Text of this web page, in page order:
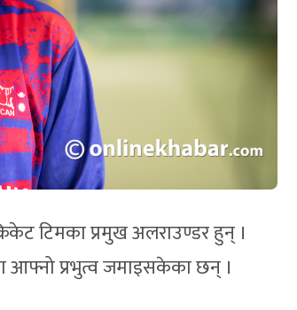
टिमका प्रमुख अलराउण्डर हुन् ।
आफ्नो प्रभुत्व जमाइसकेका छन् ।